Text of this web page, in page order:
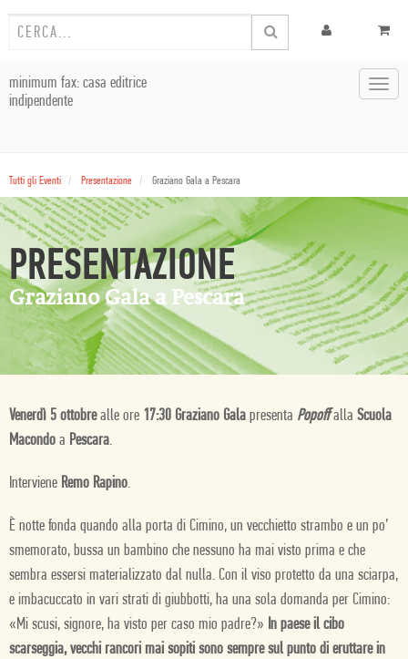
minimum fax: casa editrice
indipendente
Tutti gli Eventi Presentazione Graziano Gala a Pescara
PRESENTAZIONE
Graziano Gala a Pescara
Venerdì 5 ottobrealle ore 17:30 Graziano Gala presenta Popoffalla Scuola
Macondo a Pescara.
Interviene Remo Rapino.
È notte fonda quando alla porta di Cimino, un vecchietto strambo e un po’
smemorato, bussa un bambino che nessuno ha mai visto prima e che
sembra essersi materializzato dal nulla. Con il viso protetto da una sciarpa,
e imbacuccato in vari strati di giubbotti, ha una sola domanda per Cimino:
«Mi scusi, signore, ha visto per caso mio padre?» In paese il cibo
scarseggia, vecchi rancori mai sopiti sono sempre sul punto di eruttare in